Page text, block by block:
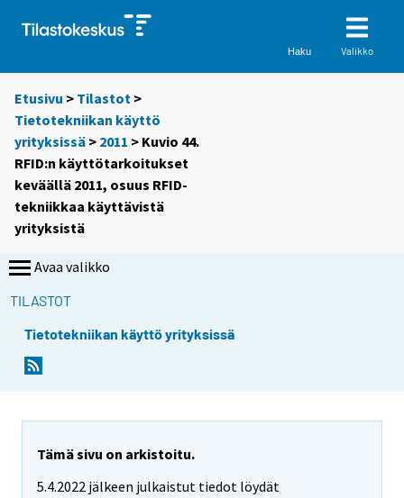
Haku Valikko
Etusivu > Tilastot >
Tietotekniikan käyttö
yrityksissä > 2011 > Kuvio 44.
RFID:n käyttötarkoitukset
keväällä 2011, osuus RFID-
tekniikkaa käyttävistä
yrityksistä
Avaa valikko
TILASTOT
Tietotekniikan käyttö yrityksissä
Tämä sivu on arkistoitu.
5.4.2022 jälkeen julkaistut tiedot löydät